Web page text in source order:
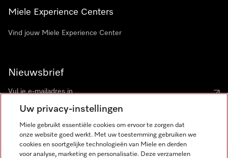
Miele Experience Centers
Vind jouw Miele Experience Center
Nieuwsbrief
Uw privacy-instellingen
Miele gebruikt essentiële cookies om ervoor te zorgen dat
onze website goed werkt. Met uw toestemming gebruiken we
cookies en soortgelijke technologieën van Miele en derden
voor analyse, marketing en personalisatie. Deze verzamelen